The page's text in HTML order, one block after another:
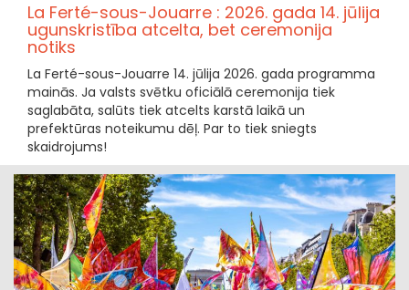
La Ferté-sous-Jouarre : 2026. gada 14. jūlija
ugunskristība atcelta, bet ceremonija
notiks
La Ferté-sous-Jouarre 14. jūlija 2026. gada programma
mainās. Ja valsts svētku oficiālā ceremonija tiek
saglabāta, salūts tiek atcelts karstā laikā un
prefektūras noteikumu dēļ. Par to tiek sniegts
skaidrojums!